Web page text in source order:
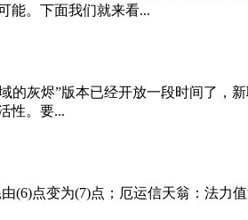
能。下面我们就来看...
的灰烬”版本已经开放一段时间了，
性。要...
(6)点变为(7)点；厄运信天翁：法力